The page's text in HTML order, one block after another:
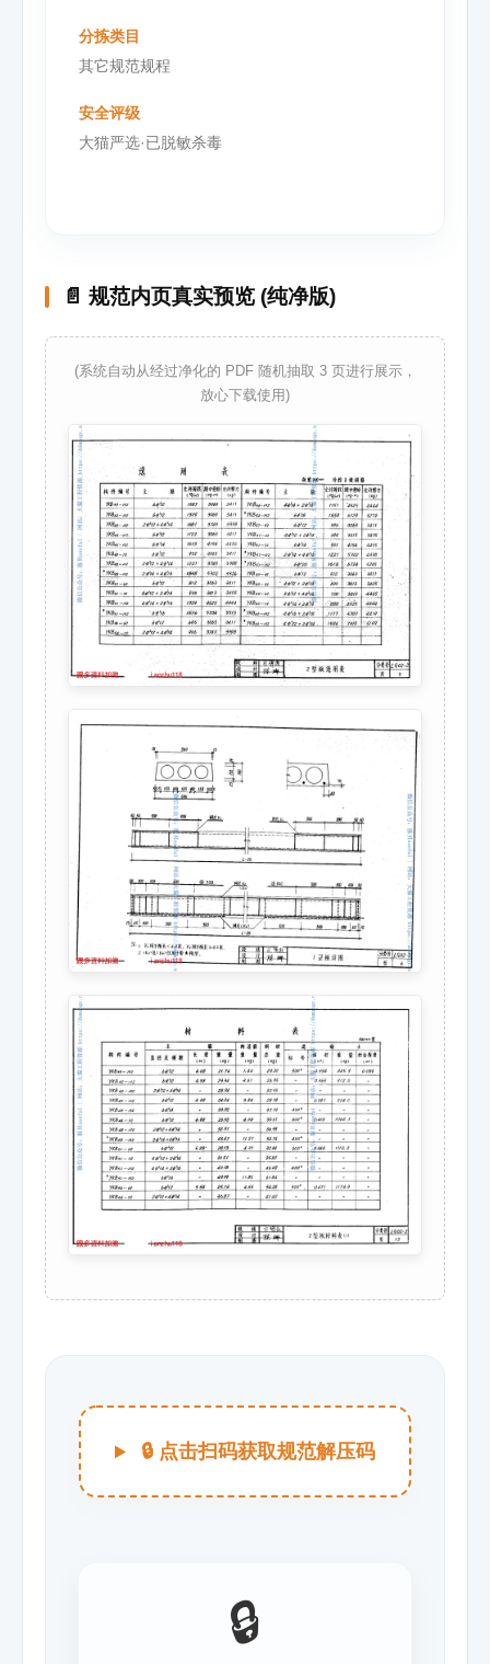
分拣类目
其它规范规程
安全评级
大猫严选·已脱敏杀毒
📄 规范内页真实预览 (纯净版)
(系统自动从经过净化的 PDF 随机抽取 3 页进行展示，
放心下载使用)
🔒 点击扫码获取规范解压码
🔒